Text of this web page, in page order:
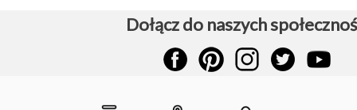
Dołącz do naszych